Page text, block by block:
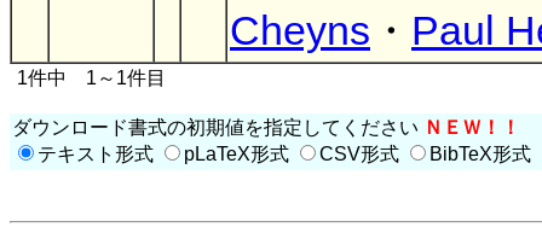
Cheyns ・ Paul
1件中 1～1件目
ダウンロード書式の初期値を指定してください ＮＥＷ！！
テキスト形式
pLaTeX形式 CSV形式 BibTeX形式